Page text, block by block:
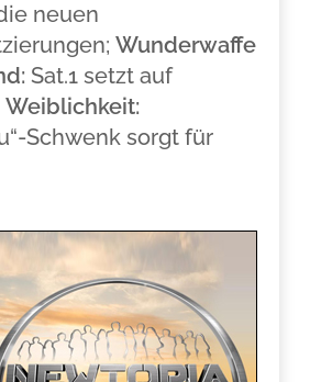
neuen
Wunderwaffe
Sat.1 setzt auf
Weiblichkeit:
Schwenk sorgt für